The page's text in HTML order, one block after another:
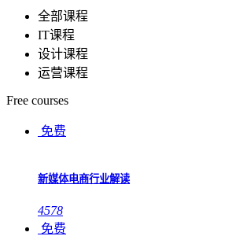
全部课程
IT课程
设计课程
运营课程
Free courses
免费
新媒体电商行业解读
4578
免费